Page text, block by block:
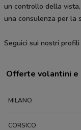
un controllo della
una consulenza per la
Seguici sui nostri
Offerte volantini e
MILANO
CORSICO